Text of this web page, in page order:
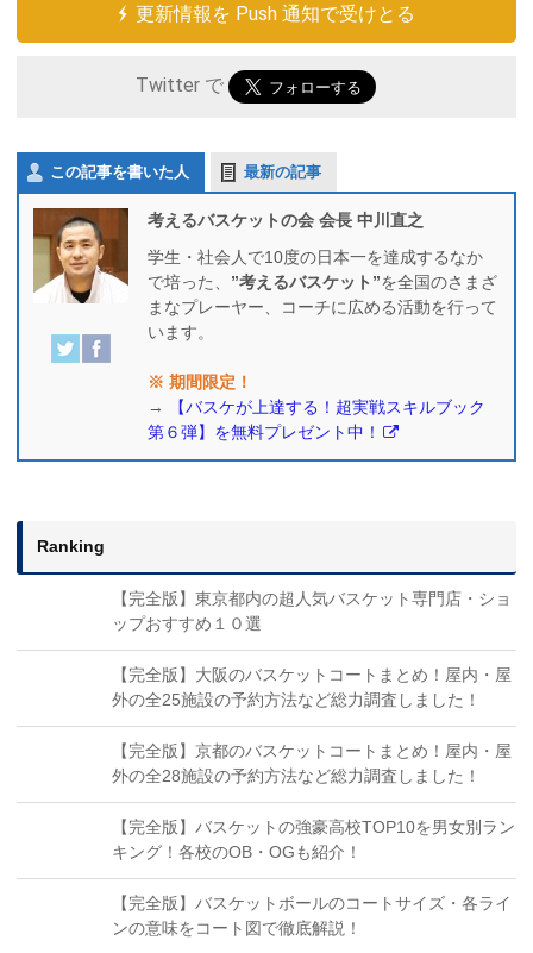
更新情報を Push 通知で受けとる
Twitter で
この記事を書いた人 最新の記事
考えるバスケットの会 会長 中川直之
学生・社会人で10度の日本一を達成するなか
で培った、 ”考えるバスケット”を全国のさまざ
まなプレーヤー、コーチに広める活動を行って
います。
※ 期間限定！
→
【バスケが上達する！超実戦スキルブック
第６弾】を無料プレゼント中！
Ranking
【完全版】東京都内の超人気バスケット専門店・ショ
ップおすすめ１０選
【完全版】大阪のバスケットコートまとめ！屋内・屋
外の全25施設の予約方法など総力調査しました！
【完全版】京都のバスケットコートまとめ！屋内・屋
外の全28施設の予約方法など総力調査しました！
【完全版】バスケットの強豪高校TOP10を男女別ラン
キング！各校のOB・OGも紹介！
【完全版】バスケットボールのコートサイズ・各ライ
ンの意味をコート図で徹底解説！